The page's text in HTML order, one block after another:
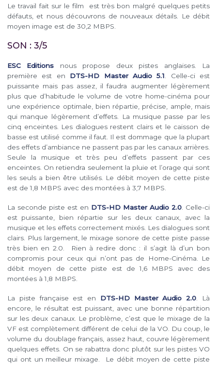
Le travail fait sur le film est très bon malgré quelques petits
défauts, et nous découvrons de nouveaux détails. Le débit
moyen image est de 30,2 MBPS.
SON : 3/5
ESC Editions nous propose deux pistes anglaises. La
première est en DTS-HD Master Audio 5.1 . Celle-ci est
puissante mais pas assez, il faudra augmenter légèrement
plus que d’habitude le volume de votre home-cinéma pour
une expérience optimale, bien répartie, précise, ample, mais
qui manque légèrement d’effets. La musique passe par les
cinq enceintes. Les dialogues restent clairs et le caisson de
basse est utilisé comme il faut. Il est dommage que la plupart
des effets d’ambiance ne passent pas par les canaux arrières.
Seule la musique et très peu d’effets passent par ces
enceintes. On retiendra seulement la pluie et l’orage qui sont
les seuls a bien être utilisés. Le débit moyen de cette piste
est de 1,8 MBPS avec des montées à 3,7 MBPS.
La seconde piste est en DTS-HD Master Audio 2.0. Celle-ci
est puissante, bien répartie sur les deux canaux, avec la
musique et les effets correctement mixés. Les dialogues sont
clairs. Plus largement, le mixage sonore de cette piste passe
très bien en 2.0. Rien à redire donc : il s’agit là d’un bon
compromis pour ceux qui n’ont pas de Home-Cinéma. Le
débit moyen de cette piste est de 1,6 MBPS avec des
montées à 1,8 MBPS.
La piste française est en DTS-HD Master Audio 2.0. Là
encore, le résultat est puissant, avec une bonne répartition
sur les deux canaux. Le problème, c’est que le mixage de la
VF est complètement différent de celui de la VO. Du coup, le
volume du doublage français, assez haut, couvre légèrement
quelques effets. On se rabattra donc plutôt sur les pistes VO
qui ont un meilleur mixage. Le débit moyen de cette piste